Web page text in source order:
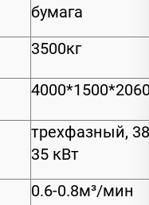
бумага
3500кг
трехфазный,
35 кВт
0.6-0.8м³/мин